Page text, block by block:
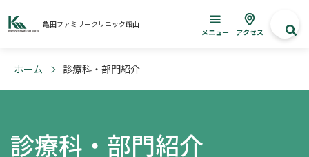
亀田ファミリークリニック館山
メニュー アクセス
ホーム 診療科・部門紹介
診療科・部門紹介